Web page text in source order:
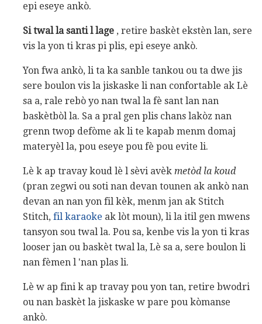
epi eseye ankò.
Si twal la santi l lage , retire baskèt ekstèn lan, sere
vis la yon ti kras pi plis, epi eseye ankò.
Yon fwa ankò, li ta ka sanble tankou ou ta dwe jis
sere boulon vis la jiskaske li nan confortable ak Lè
sa a, rale rebò yo nan twal la fè sant lan nan
baskètbòl la. Sa a pral gen plis chans lakòz nan
grenn twop defòme ak li te kapab menm domaj
materyèl la, pou eseye pou fè pou evite li.
Lè k ap travay koud lè l sèvi avèk metòd la koud
(pran zegwi ou soti nan devan tounen ak ankò nan
devan an nan yon fil kèk, menm jan ak Stitch
Stitch, fil karaoke ak lòt moun), li la itil gen mwens
tansyon sou twal la. Pou sa, kenbe vis la yon ti kras
looser jan ou baskèt twal la, Lè sa a, sere boulon li
nan fèmen l 'nan plas li.
Lè w ap fini k ap travay pou yon tan, retire bwodri
ou nan baskèt la jiskaske w pare pou kòmanse
ankò.